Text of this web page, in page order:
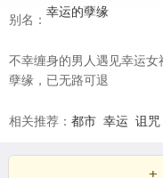
别名：
幸运的孽缘
不幸缠身的男人遇见幸运
孽缘，已无路可退
相关推荐： 都市 幸运 诅咒
+